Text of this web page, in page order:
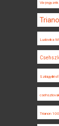
Vix-jegyzék
Ludovika
Trianon